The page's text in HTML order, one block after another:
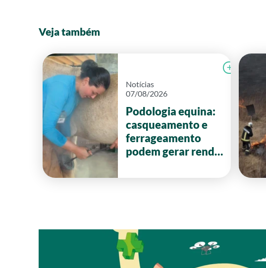
Veja também
Notícias
07/08/2026
Podologia equina:
casqueamento e
ferrageamento
podem gerar renda